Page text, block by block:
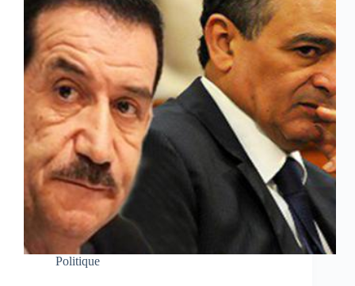
Politique